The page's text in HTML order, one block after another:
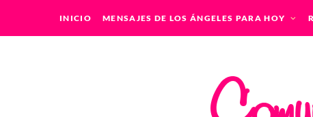
INICIO MENSAJES DE LOS ÁNGELES PARA HOY